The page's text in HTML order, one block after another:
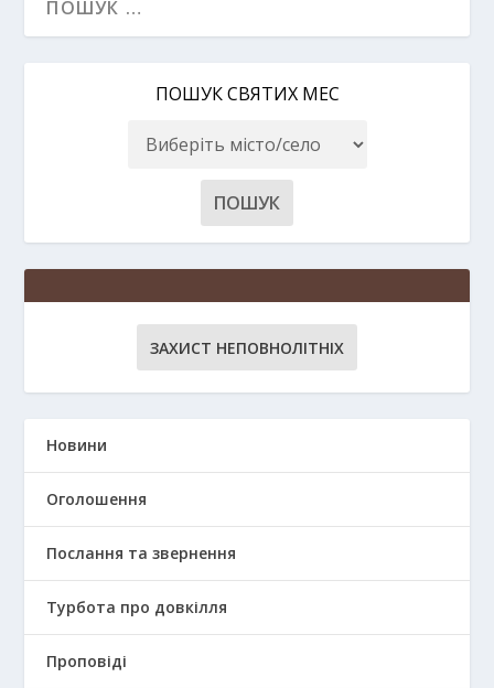
ПОШУК СВЯТИХ МЕС
ЗАХИСТ НЕПОВНОЛІТНІХ
Новини
Оголошення
Послання та звернення
Турбота про довкілля
Проповіді